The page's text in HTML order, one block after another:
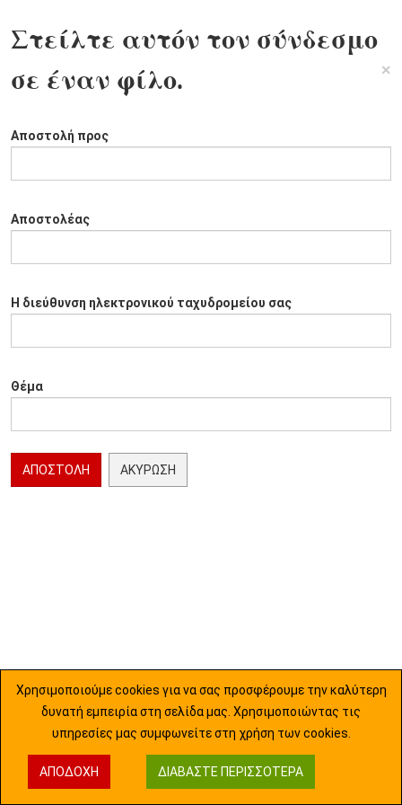
Στείλτε αυτόν τον σύνδεσμο
σε έναν φίλο.
×
Αποστολή προς
Αποστολέας
Η διεύθυνση ηλεκτρονικού ταχυδρομείου σας
Θέμα
ΑΠΟΣΤΟΛΉ ΑΚΎΡΩΣΗ
Χρησιμοποιούμε cookies για να σας προσφέρουμε την καλύτερη
δυνατή εμπειρία στη σελίδα μας. Χρησιμοποιώντας τις
υπηρεσίες μας συμφωνείτε στη χρήση των cookies.
ΑΠΟΔΟΧΉ ΔΙΑΒΆΣΤΕ ΠΕΡΙΣΣΌΤΕΡΑ